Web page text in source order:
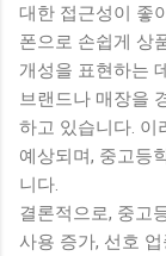
대한 접근성이 좋
폰으로 손쉽게 상
개성을 표현하는
브랜드나 매장을
하고 있습니다. 이
예상되며, 중고등
니다.
결론적으로, 중고
사용 증가, 선호